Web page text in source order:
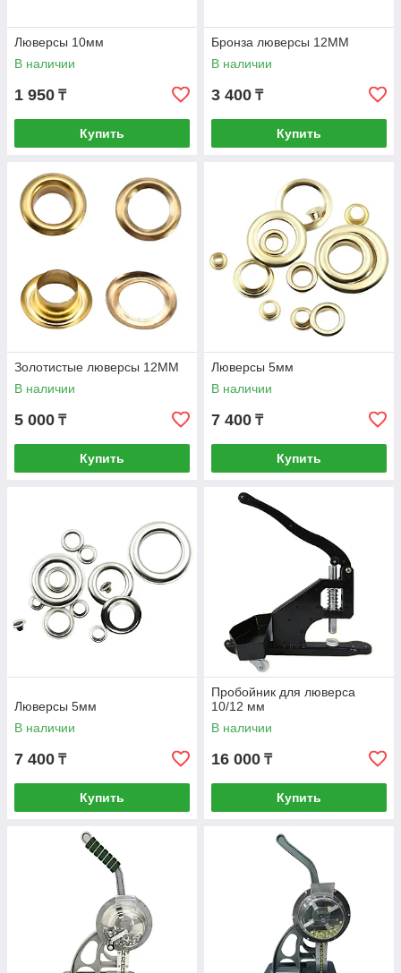
Люверсы 10мм
В наличии
1 950 ₸
Купить
Бронза люверсы 12MM
В наличии
3 400 ₸
Купить
Золотистые люверсы 12MM
В наличии
5 000 ₸
Купить
Люверсы 5мм
В наличии
7 400 ₸
Купить
Люверсы 5мм
В наличии
7 400 ₸
Купить
Пробойник для люверса
10/12 мм
В наличии
16 000 ₸
Купить